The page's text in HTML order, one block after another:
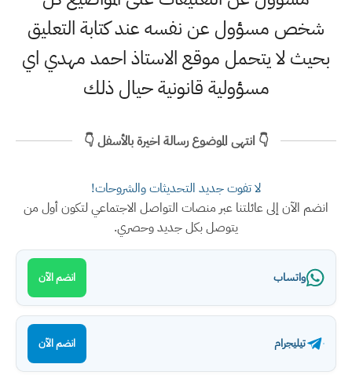
شخص مسؤول عن نفسه عند كتابة التعليق
بحيث لا يتحمل موقع الاستاذ احمد مهدي اي
مسؤولية قانونية حيال ذلك
👇 انتهى الموضوع رسالة اخيرة بالأسفل 👇
لا تفوت جديد التحديثات والشروحات!
انضم الآن إلى عائلتنا عبر منصات التواصل الاجتماعي لتكون أول من
يتوصل بكل جديد وحصري.
واتساب انضم الآن
تيليجرام انضم الآن